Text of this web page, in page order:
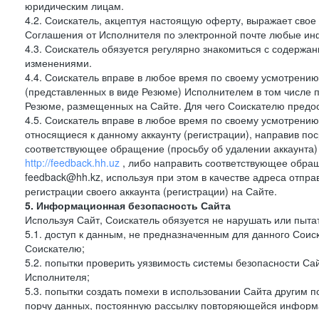
юридическим лицам.
4.2. Соискатель, акцептуя настоящую оферту, выражает свое
Соглашения от Исполнителя по электронной почте любые
4.3. Соискатель обязуется регулярно знакомиться с
изменениями.
4.4. Соискатель вправе в любое время по своему
(представленных в виде Резюме) Исполнителем в том числе
Резюме, размещенных на Сайте. Для чего Соискателю
4.5. Соискатель вправе в любое время по своему
относящиеся к данному аккаунту (регистрации), направив
соответствующее обращение (просьбу об удалении
http://feedback.hh.uz , либо направить соответствующее
feedback@hh.kz, используя при этом в качестве адреса
регистрации своего аккаунта (регистрации) на Сайте.
5. Информационная безопасность Сайта
Используя Сайт, Соискатель обязуется не нарушать или
5.1. доступ к данным, не предназначенным для данного
Соискателю;
5.2. попытки проверить уязвимость системы безопасности
Исполнителя;
5.3. попытки создать помехи в использовании Сайта другим
порчу данных, постоянную рассылку повторяющейся